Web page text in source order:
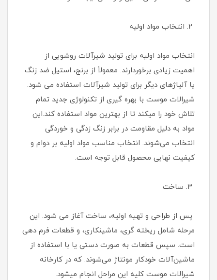
انتخاب مواد اولیه برای تولید شیرآلات روشویی از
اهمیت زیادی برخوردارند. معمولاً از برنج، استیل ضد زنگ
یا آلیاژهای دیگر برای تولید شیرآلات استفاده می شود.
شیرالات موست با بهره گیری از تکنولوژی جدید تمام
تلاش خود را میکند تا از بهترین مواد استفاده کند.این
مواد به دلیل مقاومت در برابر زنگ زدگی و خوردگی
انتخاب می‌شوند. انتخاب مناسب مواد اولیه بر دوام و
کیفیت نهایی محصول قابل توجه است.
پس از طراحی و تهیه اولیه، ساخت آغاز می شود. این
مرحله شامل ریخته گری، ماشینکاری، و قطعات فرم دهی
است. سپس قطعات به صورت دستی یا با استفاده از
ماشین‌آلات خودکار مونتاژ می‌شوند. که در کارخانه
شیرالات موست کلیه این مراحل انجام میشود.